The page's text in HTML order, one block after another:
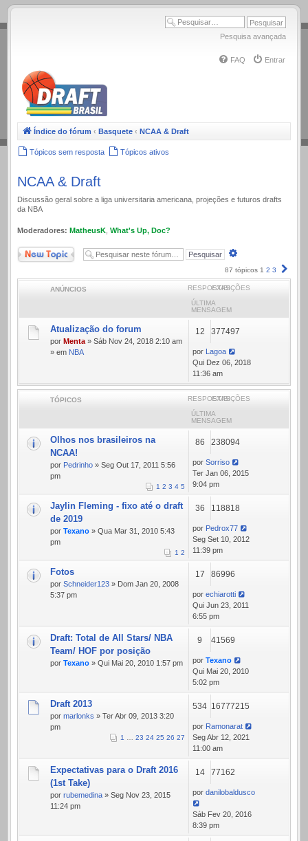
.
Pesquisa avançada
FAQ Entrar
Índice do fórum ‹ Basquete ‹ NCAA & Draft
Tópicos sem resposta Tópicos ativos
NCAA & Draft
Discussão geral sobre a liga universitaria americana, projeções e futuros drafts
da NBA
Moderadores: MatheusK What's Up, Doc?
Novo Tópico
87 tópicos 1 2 3
ANÚNCIOS RESPOSTASEXIBIÇÕES
ÚLTIMA
MENSAGEM
Atualização do forum
por Menta » Sáb Nov 24, 2018 2:10 am
» em NBA
12 377497
por
Lagoa
Qui Dez 06, 2018
11:36 am
TÓPICOS RESPOSTASEXIBIÇÕES
ÚLTIMA
MENSAGEM
Olhos nos brasileiros na
NCAA!
por Pedrinho » Seg Out 17, 2011 5:56
pm
1 2 3 4 5
86 238094
por Sorriso
Ter Jan 06, 2015
9:04 pm
Jaylin Fleming - fixo até o draft
de 2019
por Texano » Qua Mar 31, 2010 5:43
pm
1 2
36 118818
por Pedrox77
Seg Set 10, 2012
11:39 pm
Fotos
por Schneider123 » Dom Jan 20, 2008
5:37 pm
17 86996
por echiarotti
Qui Jun 23, 2011
6:55 pm
Draft: Total de All Stars/ NBA
Team/ HOF por posição
por Texano » Qui Mai 20, 2010 1:57 pm
9 41569
por Texano
Qui Mai 20, 2010
5:02 pm
Draft 2013
por marlonks » Ter Abr 09, 2013 3:20
pm
1 … 23 24 25 26 27
534 16777215
por Ramonarat
Seg Abr 12, 2021
11:00 am
Expectativas para o Draft 2016
(1st Take)
por rubemedina » Seg Nov 23, 2015
11:24 pm
14 77162
por danilobaldusco
Sáb Fev 20, 2016
8:39 pm